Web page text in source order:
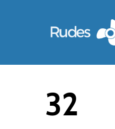
32